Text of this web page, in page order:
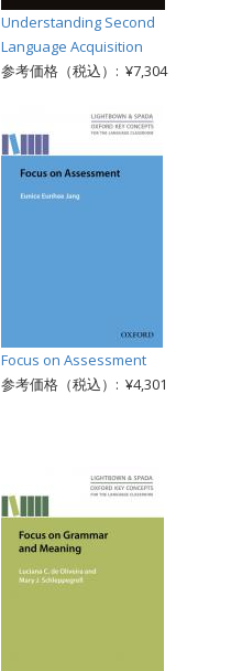
Understanding Second
Language Acquisition
参考価格（税込）: ¥7,304
Focus on Assessment
参考価格（税込）: ¥4,301